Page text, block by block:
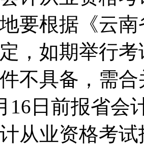
地要根据《云
，如期举行
不具备，需
16日前报省会
计从业资格考